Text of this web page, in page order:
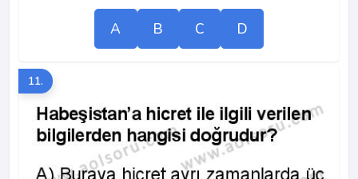
A B C D
11.